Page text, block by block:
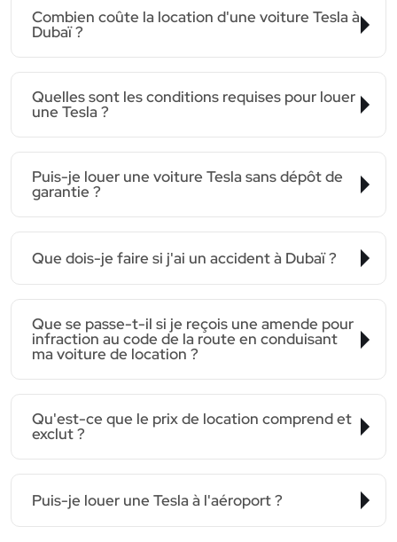
Combien coûte la location d'une voiture Tesla à
Dubaï ?
Quelles sont les conditions requises pour louer
une Tesla ?
Puis-je louer une voiture Tesla sans dépôt de
garantie ?
Que dois-je faire si j'ai un accident à Dubaï ?
Que se passe-t-il si je reçois une amende pour
infraction au code de la route en conduisant
ma voiture de location ?
Qu'est-ce que le prix de location comprend et
exclut ?
Puis-je louer une Tesla à l'aéroport ?